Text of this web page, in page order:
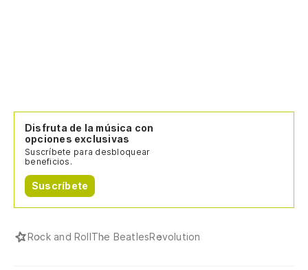
Disfruta de la música con
opciones exclusivas
Suscríbete para desbloquear
beneficios.
Suscríbete
Rock and RollThe BeatlesRevolution